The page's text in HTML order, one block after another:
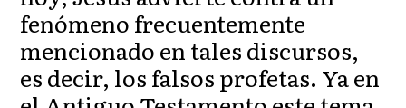
fenómeno frecuentemente
mencionado en tales discursos,
es decir, los falsos profetas. Ya en